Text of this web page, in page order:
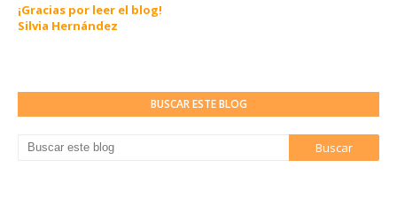
¡Gracias por leer el blog!
Silvia Hernández
BUSCAR ESTE BLOG